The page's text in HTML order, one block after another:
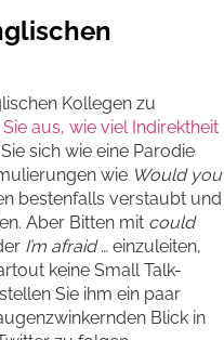
Kollegen zu
aus, wie viel Indirektheit
sich wie eine Parodie
wie Would you
bestenfalls verstaubt und
Aber Bitten mit could
I’m afraid… einzuleiten,
keine Small Talk-
Sie ihm ein paar
Blick in